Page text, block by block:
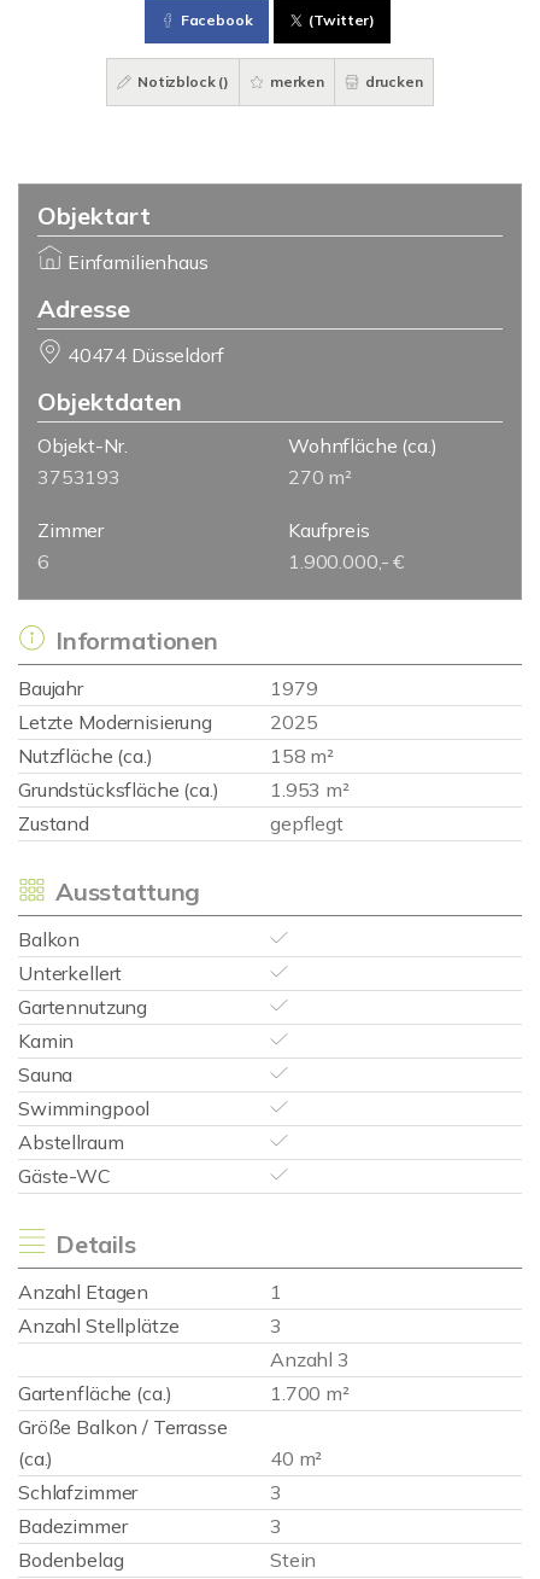
Facebook (Twitter)
Notizblock () merken drucken
Objektart
Einfamilienhaus
Adresse
40474 Düsseldorf
Objektdaten
Objekt-Nr.
3753193
Wohnfläche (ca.)
270 m²
Zimmer
6
Kaufpreis
1.900.000,- €
Informationen
Baujahr
1979
Letzte Modernisierung
2025
Nutzfläche (ca.)
158 m²
Grundstücksfläche (ca.)
1.953 m²
Zustand
gepflegt
Ausstattung
Balkon
Unterkellert
Gartennutzung
Kamin
Sauna
Swimmingpool
Abstellraum
Gäste-WC
Details
Anzahl Etagen
1
Anzahl Stellplätze
3
Anzahl 3
Gartenfläche (ca.)
1.700 m²
Größe Balkon / Terrasse
(ca.)
40 m²
Schlafzimmer
3
Badezimmer
3
Bodenbelag
Stein